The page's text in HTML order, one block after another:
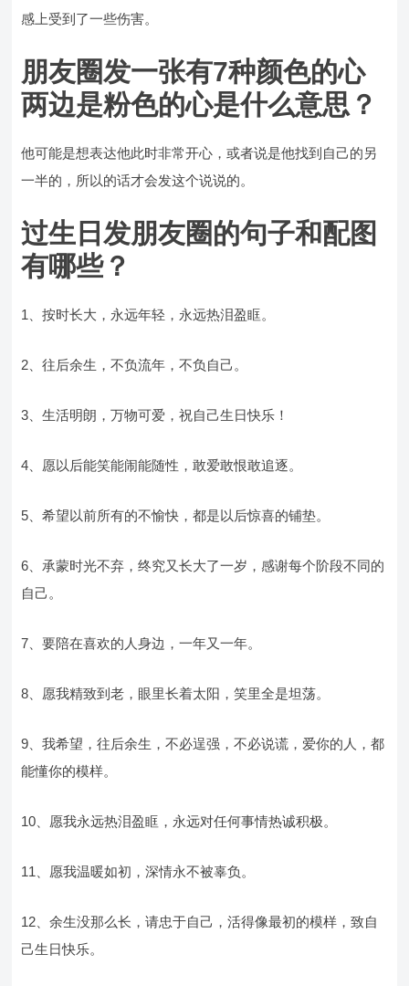
感上受到了一些伤害。
朋友圈发一张有7种颜色的心
两边是粉色的心是什么意思？
他可能是想表达他此时非常开心，或者说是他找到自己的另
一半的，所以的话才会发这个说说的。
过生日发朋友圈的句子和配图
有哪些？
1、按时长大，永远年轻，永远热泪盈眶。
2、往后余生，不负流年，不负自己。
3、生活明朗，万物可爱，祝自己生日快乐！
4、愿以后能笑能闹能随性，敢爱敢恨敢追逐。
5、希望以前所有的不愉快，都是以后惊喜的铺垫。
6、承蒙时光不弃，终究又长大了一岁，感谢每个阶段不同的
自己。
7、要陪在喜欢的人身边，一年又一年。
8、愿我精致到老，眼里长着太阳，笑里全是坦荡。
9、我希望，往后余生，不必逞强，不必说谎，爱你的人，都
能懂你的模样。
10、愿我永远热泪盈眶，永远对任何事情热诚积极。
11、愿我温暖如初，深情永不被辜负。
12、余生没那么长，请忠于自己，活得像最初的模样，致自
己生日快乐。